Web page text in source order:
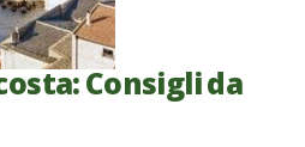
Consigli da